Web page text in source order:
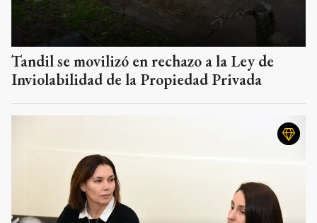
Tandil se movilizó en rechazo a la Ley de
Inviolabilidad de la Propiedad Privada